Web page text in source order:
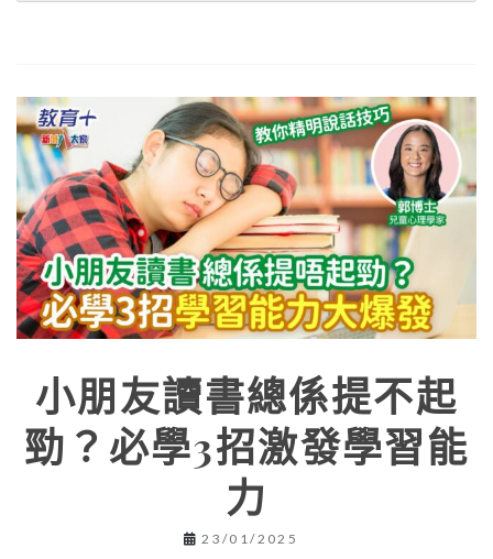
小朋友讀書總係提不起
勁？必學3招激發學習能
力
23/01/2025